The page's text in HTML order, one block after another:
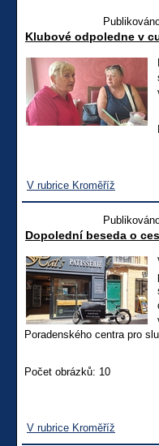
Klubové odpoledne v
V rubrice Kroměříž
Dopolední beseda o
Poradenského centra pro
Počet obrázků: 10
V rubrice Kroměříž